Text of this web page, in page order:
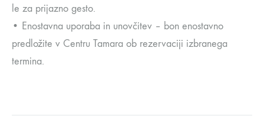
le za prijazno gesto.
• Enostavna uporaba in unovčitev – bon enostavno
predložite v Centru Tamara ob rezervaciji izbranega
termina.